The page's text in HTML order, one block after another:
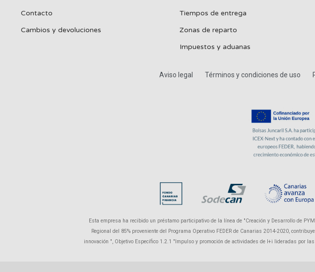
Contacto
Cambios y devoluciones
Tiempos de entrega
Zonas de reparto
Impuestos y aduanas
Aviso legal Términos y condiciones de uso
Esta empresa ha recibido un préstamo participativo de la línea de "Creación y Desarrollo de
Regional del 85% proveniente del Programa Operativo FEDER de Canarias 2014-2020,
innovación ", Objetivo Específico 1.2.1 "Impulso y promoción de actividades de I+i lideradas por